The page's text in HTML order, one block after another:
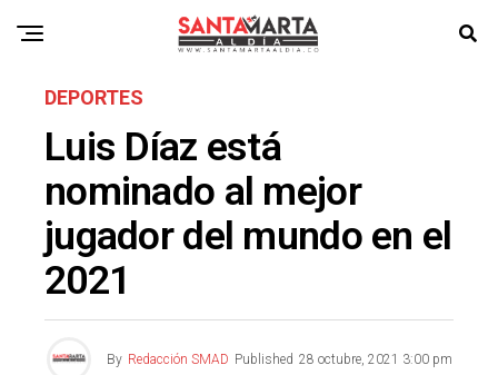
DEPORTES
Luis Díaz está
nominado al mejor
jugador del mundo en el
2021
By Redacción SMAD Published 28 octubre, 2021 3:00 pm